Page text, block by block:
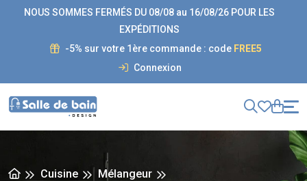
NOUS SOMMES FERMÉS DU 08/08 au 16/08/26 POUR LES
EXPÉDITIONS
-5% sur votre 1ère commande : code FREE5
Connexion
Cuisine
Mélangeur